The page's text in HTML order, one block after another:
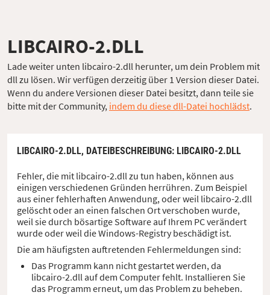
LIBCAIRO-2.DLL
Lade weiter unten libcairo-2.dll herunter, um dein Problem mit
dll zu lösen. Wir verfügen derzeitig über 1 Version dieser Datei.
Wenn du andere Versionen dieser Datei besitzt, dann teile sie
bitte mit der Community, indem du diese dll-Datei hochlädst.
LIBCAIRO-2.DLL, DATEIBESCHREIBUNG: LIBCAIRO-2.DLL
Fehler, die mit libcairo-2.dll zu tun haben, können aus
einigen verschiedenen Gründen herrühren. Zum Beispiel
aus einer fehlerhaften Anwendung, oder weil libcairo-2.dll
gelöscht oder an einen falschen Ort verschoben wurde,
weil sie durch bösartige Software auf Ihrem PC verändert
wurde oder weil die Windows-Registry beschädigt ist.
Die am häufigsten auftretenden Fehlermeldungen sind:
Das Programm kann nicht gestartet werden, da
libcairo-2.dll auf dem Computer fehlt. Installieren Sie
das Programm erneut, um das Problem zu beheben.